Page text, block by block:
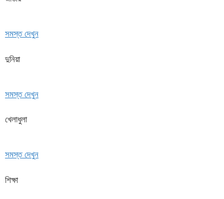
সমস্ত দেখুন
দুনিয়া
সমস্ত দেখুন
খেলাধুলা
সমস্ত দেখুন
শিক্ষা